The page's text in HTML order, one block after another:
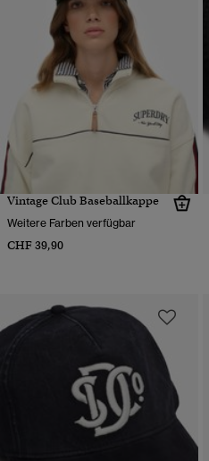
Vintage Club Baseballkappe
Weitere Farben verfügbar
CHF 39,90